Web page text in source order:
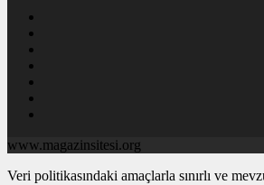
www.magazinsitesi.org
Veri politikasındaki amaçlarla sınırlı ve